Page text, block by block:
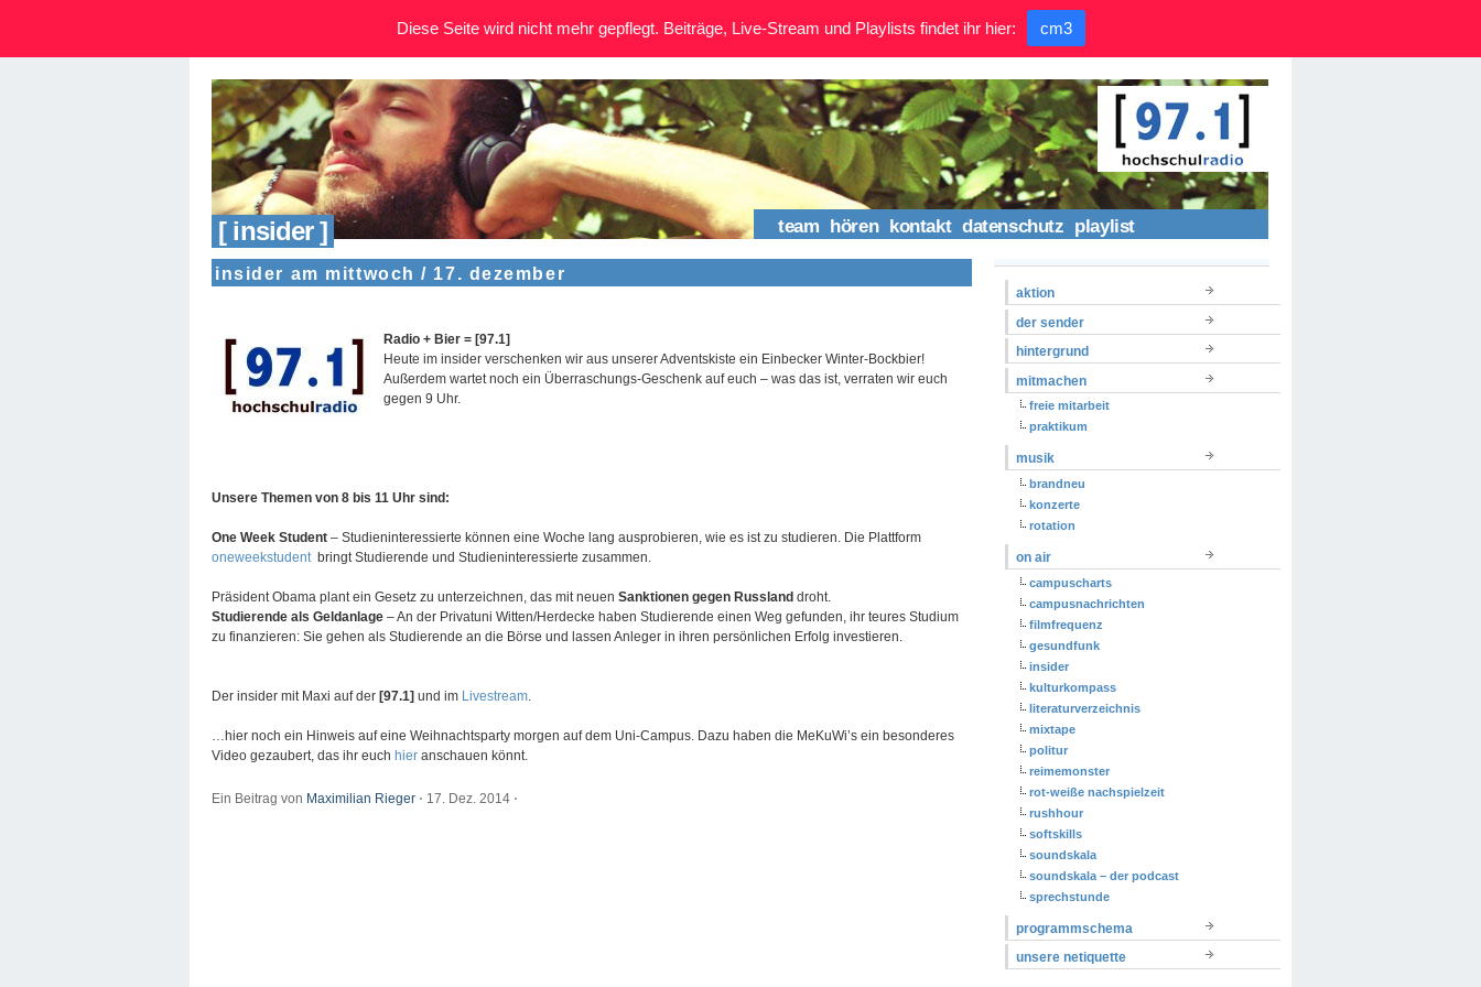
[ insider ] team hören kontakt datenschutz playlist
insider am mittwoch / 17. dezember
Radio + Bier = [97.1]
Heute im insider verschenken wir aus unserer Adventskiste ein Einbecker Winter-Bockbier!
Außerdem wartet noch ein Überraschungs-Geschenk auf euch – was das ist, verraten wir euch
gegen 9 Uhr.
Unsere Themen von 8 bis 11 Uhr sind:
One Week Student – Studieninteressierte können eine Woche lang ausprobieren, wie es ist zu studieren. Die Plattform
oneweekstudent bringt Studierende und Studieninteressierte zusammen.
Präsident Obama plant ein Gesetz zu unterzeichnen, das mit neuen Sanktionen gegen Russland droht.
Studierende als Geldanlage – An der Privatuni Witten/Herdecke haben Studierende einen Weg gefunden, ihr teures Studium
zu finanzieren: Sie gehen als Studierende an die Börse und lassen Anleger in ihren persönlichen Erfolg investieren.
Der insider mit Maxi auf der [97.1] und im Livestream.
…hier noch ein Hinweis auf eine Weihnachtsparty morgen auf dem Uni-Campus. Dazu haben die MeKuWi’s ein besonderes
Video gezaubert, das ihr euch hier anschauen könnt.
Ein Beitrag von Maximilian Rieger ⋅ 17. Dez. 2014 ⋅
aktion
der sender
hintergrund
mitmachen
freie mitarbeit
praktikum
musik
brandneu
konzerte
rotation
on air
campuscharts
campusnachrichten
filmfrequenz
gesundfunk
insider
kulturkompass
literaturverzeichnis
mixtape
politur
reimemonster
rot-weiße nachspielzeit
rushhour
softskills
soundskala
soundskala – der podcast
sprechstunde
programmschema
unsere netiquette
Diese Seite wird nicht mehr gepflegt. Beiträge, Live-Stream und Playlists findet ihr hier: cm3